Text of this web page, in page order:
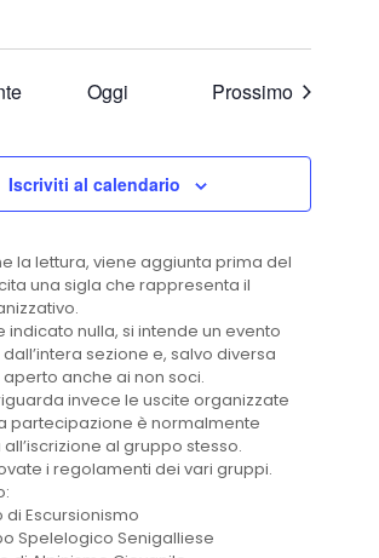
Eventi Oggi ProssimoEventi
Iscriviti al calendario
la lettura, viene aggiunta prima del
una sigla che rappresenta il
indicato nulla, si intende un evento
sezione e, salvo diversa
anche ai non soci.
invece le uscite organizzate
partecipazione è normalmente
al gruppo stesso.
i regolamenti dei vari gruppi.
di Escursionismo
Spelelogico Senigalliese